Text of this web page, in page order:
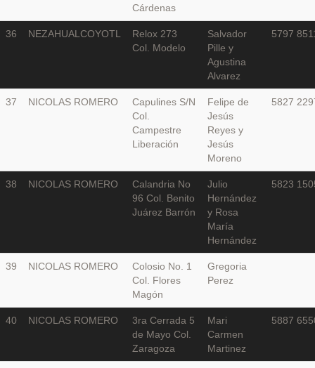
Cárdenas
36 NEZAHUALCOYOTL
Relox 273
Col. Modelo
Salvador
Pille y
Agustina
Alvarez
5797
37 NICOLAS ROMERO
Capulines S/N
Col.
Campestre
Liberación
Felipe de
Jesús
Reyes y
Jesús
Moreno
5827
38 NICOLAS ROMERO
Calandria No
96 Col. Benito
Juárez Barrón
Julio
Hernández
y Rosa
María
Hernández
5823
39 NICOLAS ROMERO
Colosio No. 1
Col. Flores
Magón
Gregoria
Perez
40 NICOLAS ROMERO
3ra Cerrada 5
de Mayo Col.
Zaragoza
Mari
Carmen
Martinez
5887